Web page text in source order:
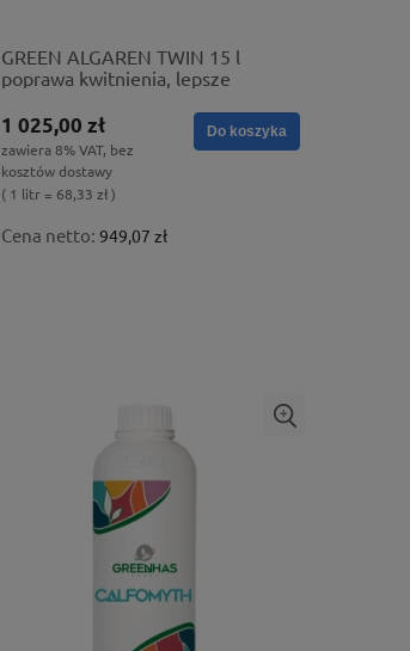
GREEN ALGAREN TWIN 15 l
poprawa kwitnienia, lepsze
1 025,00 zł
zawiera 8% VAT, bez
kosztów dostawy
( 1 litr = 68,33 zł )
Cena netto: 949,07 zł
Do koszyka